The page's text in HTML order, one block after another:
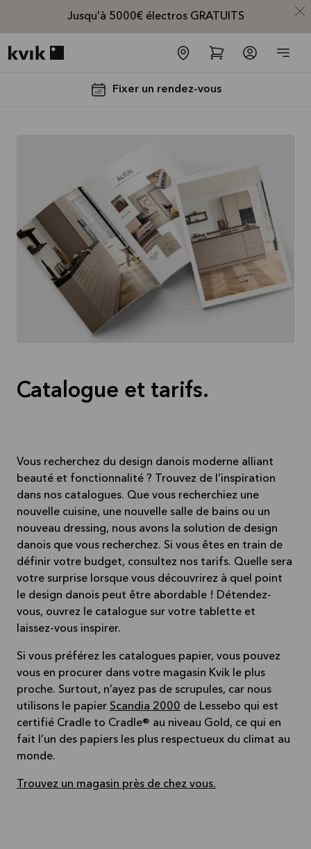
Jusqu'à 5000€ électros GRATUITS
Fixer un rendez-vous
Jusqu'à
5000€
d'appareils
électros
GRATUITS*
Lire la
Catalogue et tarifs.
Vous recherchez du design danois moderne alliant
beauté et fonctionnalité ? Trouvez de l’inspiration
dans nos catalogues. Que vous recherchiez une
nouvelle cuisine, une nouvelle salle de bains ou un
nouveau dressing, nous avons la solution de design
danois que vous recherchez. Si vous êtes en train de
définir votre budget, consultez nos tarifs. Quelle sera
votre surprise lorsque vous découvrirez à quel point
le design danois peut être abordable ! Détendez-
vous, ouvrez le catalogue sur votre tablette et
laissez-vous inspirer.
Si vous préférez les catalogues papier, vous pouvez
vous en procurer dans votre magasin Kvik le plus
proche. Surtout, n’ayez pas de scrupules, car nous
utilisons le papier Scandia 2000 de Lessebo qui est
certifié Cradle to Cradle® au niveau Gold, ce qui en
fait l’un des papiers les plus respectueux du climat au
monde.
Trouvez un magasin près de chez vous.